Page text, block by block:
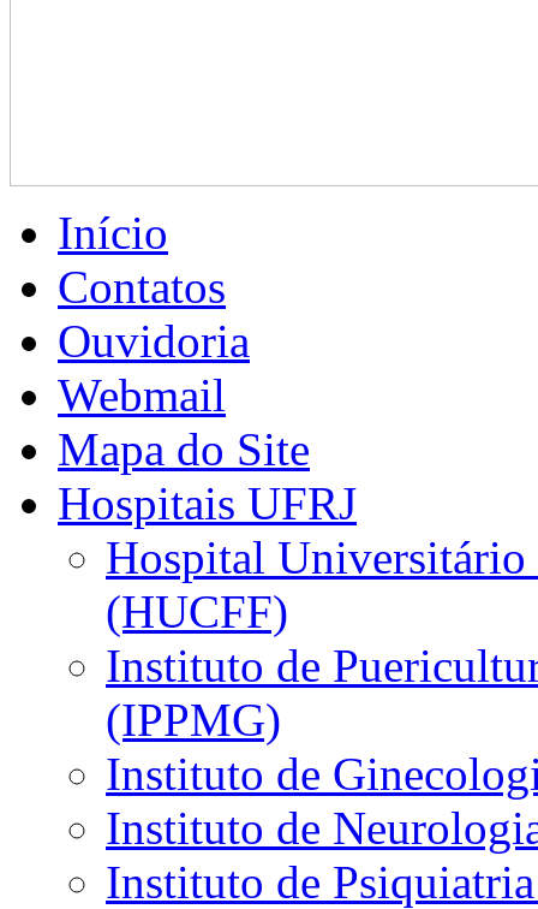
Início
Contatos
Ouvidoria
Webmail
Mapa do Site
Hospitais UFRJ
Hospital
(HUCFF)
Instituto de
(IPPMG)
Instituto de
Instituto de
Instituto de